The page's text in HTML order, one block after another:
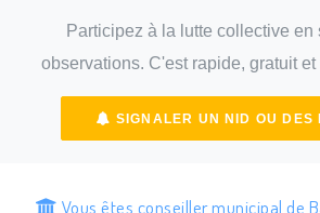
Participez à la lutte collective en
observations. C'est rapide, gratuit
SIGNALER UN NID OU DES
Vous êtes conseiller municipal de